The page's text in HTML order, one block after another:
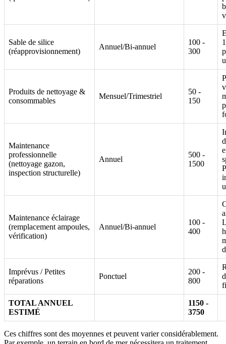
Sable de silice
(réapprovisionnement)
Annuel/Bi-annuel
100 -
300
Produits de nettoyage &
consommables
Mensuel/Trimestriel
50 -
150
Maintenance
professionnelle
(nettoyage gazon,
inspection structurelle)
Annuel
500 -
1500
Maintenance éclairage
(remplacement ampoules,
vérification)
Annuel/Bi-annuel
100 -
400
Imprévus / Petites
réparations
Ponctuel
200 -
800
TOTAL ANNUEL
ESTIMÉ
1150 -
3750
Ces chiffres sont des moyennes et peuvent varier considérablement.